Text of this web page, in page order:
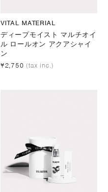
VITAL MATERIAL
ディープモイスト マルチオイ
ル ロールオン アクアシャイ
ン
¥2,750 (tax inc.)